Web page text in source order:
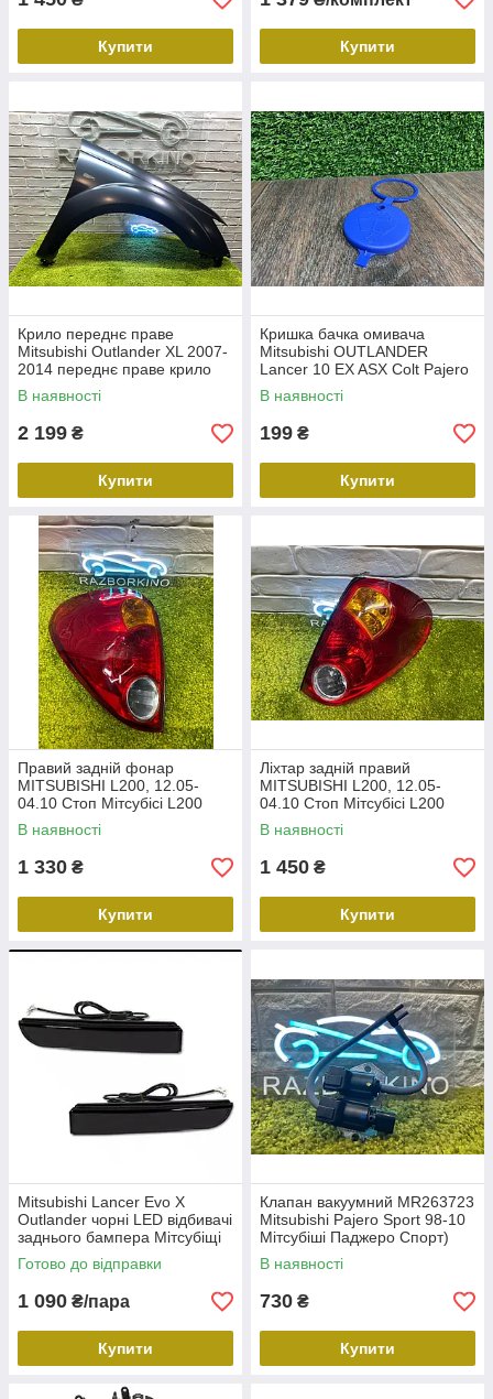
Купити Купити
Крило переднє праве
Mitsubishi Outlander XL 2007-
2014 переднє праве крило
Мітсубіщі Аутлендер ХЛ
В наявності
2 199 ₴
Купити
Кришка бачка омивача
Mitsubishi OUTLANDER
Lancer 10 EX ASX Colt Pajero
Sport ASX L200s
В наявності
199 ₴
Купити
Правий задній фонар
MITSUBISHI L200, 12.05-
04.10 Стоп Мітсубісі L200
527987CE
В наявності
1 330 ₴
Купити
Ліхтар задній правий
MITSUBISHI L200, 12.05-
04.10 Стоп Мітсубісі L200
8330A010
В наявності
1 450 ₴
Купити
Mitsubishi Lancer Evo X
Outlander чорні LED відбивачі
заднього бампера Мітсубіщі
Лансер Ікс
Готово до відправки
1 090 ₴/пара
Купити
Клапан вакуумний MR263723
Mitsubishi Pajero Sport 98-10
Мітсубіші Паджеро Спорт)
В наявності
730 ₴
Купити